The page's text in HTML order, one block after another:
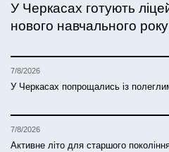
У Черкасах готують
нового навчального року
7/8/2026
У Черкасах попрощались із
7/8/2026
Активне літо для старшого